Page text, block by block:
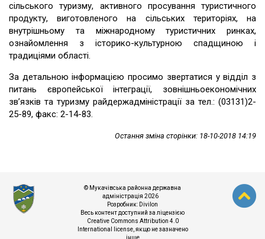
сільського туризму, активного просування туристичного
продукту, виготовленого на сільських територіях, на
внутрішньому та міжнародному туристичних ринках,
ознайомлення з історико-культурною спадщиною і
традиціями області.
За детальною інформацією просимо звертатися у відділ з
питань європейської інтеграції, зовнішньоекономічних
зв’язків та туризму райдержадміністрації за тел.: (03131)2-
25-89, факс: 2-14-83.
Остання зміна сторінки: 18-10-2018 14:19
© Мукачівська районна державна
адміністрація 2026
Розробник: Divilon
Весь контент доступний за ліцензією
Creative Commons Attribution 4.0
International license, якщо не зазначено
інше